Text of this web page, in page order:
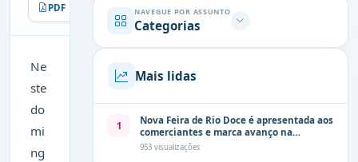
PDF Imprimir
Ne
ste
do
mi
ng
NAVEGUE POR ASSUNTO
Categorias
Mais lidas
1
Nova Feira de Rio Doce é apresentada aos
comerciantes e marca avanço na
modernização dos espaços públicos de
953 visualizações